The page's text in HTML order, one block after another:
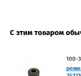
С этим товаром
100-